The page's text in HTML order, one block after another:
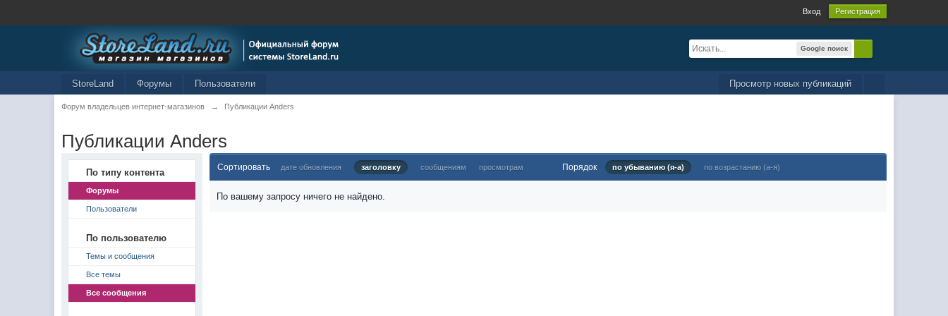
Вход Регистрация
Google поиск
Просмотр новых публикаций
StoreLand Форумы Пользователи
Форум владельцев интернет-магазинов → Публикации Anders
Публикации Anders
По типу контента
Форумы
Пользователи
По пользователю
Темы и сообщения
Все темы
Все сообщения
Сортировать дате обновления заголовку сообщениям просмотрам Порядок по убыванию (я-а) по возрастанию (а-я)
По вашему запросу ничего не найдено.